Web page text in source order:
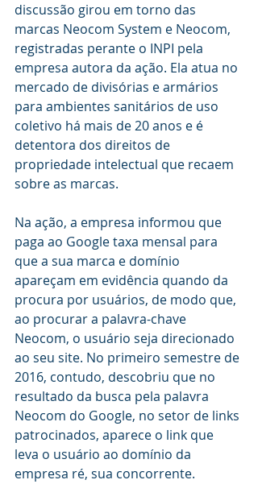
discussão girou em torno das
marcas Neocom System e Neocom,
registradas perante o INPI pela
empresa autora da ação. Ela atua no
mercado de divisórias e armários
para ambientes sanitários de uso
coletivo há mais de 20 anos e é
detentora dos direitos de
propriedade intelectual que recaem
sobre as marcas.
Na ação, a empresa informou que
paga ao Google taxa mensal para
que a sua marca e domínio
apareçam em evidência quando da
procura por usuários, de modo que,
ao procurar a palavra-chave
Neocom, o usuário seja direcionado
ao seu site. No primeiro semestre de
2016, contudo, descobriu que no
resultado da busca pela palavra
Neocom do Google, no setor de links
patrocinados, aparece o link que
leva o usuário ao domínio da
empresa ré, sua concorrente.